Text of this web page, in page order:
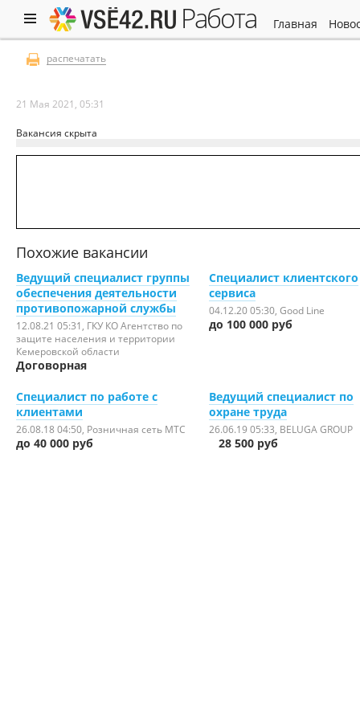
работа главная
распечатать
21 Мая 2021, 05:31
Вакансия скрыта
Похожие вакансии
Ведущий специалист группы
обеспечения деятельности
противопожарной службы
12.08.21 05:31
, ГКУ КО Агентство по
защите населения и территории
Кемеровской области
Договорная
Специалист клиентского
сервиса
04.12.20 05:30 , Good Line
до 100 000 руб
Специалист по работе с
клиентами
26.08.18 04:50 , Розничная сеть МТС
до 40 000 руб
Ведущий специалист по
охране труда
26.06.19 05:33 , BELUGA GROUP
28 500 руб